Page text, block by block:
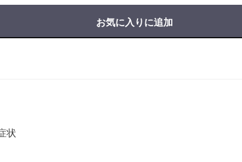
お気に入りに追加
状